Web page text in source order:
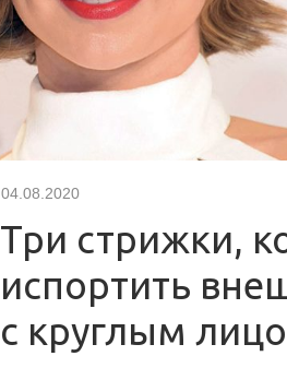
04.08.2020
Три стрижки,
испортить
с круглым